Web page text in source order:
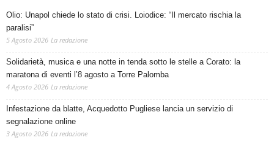
Olio: Unapol chiede lo stato di crisi. Loiodice: “Il mercato rischia la
paralisi”
5 Agosto 2026 La redazione
Solidarietà, musica e una notte in tenda sotto le stelle a Corato: la
maratona di eventi l’8 agosto a Torre Palomba
4 Agosto 2026 La redazione
Infestazione da blatte, Acquedotto Pugliese lancia un servizio di
segnalazione online
3 Agosto 2026 La redazione